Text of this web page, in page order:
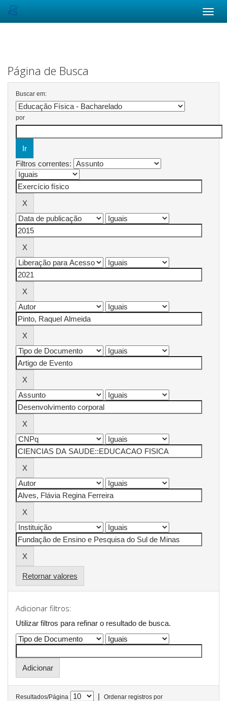
Página de Busca
Buscar em:
por
Filtros correntes:
Retornar valores
Adicionar filtros:
Utilizar filtros para refinar o resultado de busca.
Resultados/Página |
Ordenar registros por